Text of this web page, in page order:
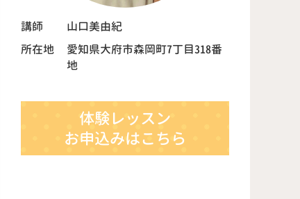
講師
山口美由紀
所在地
愛知県大府市森岡町7丁目318番
地
体験レッスン
お申込みはこちら